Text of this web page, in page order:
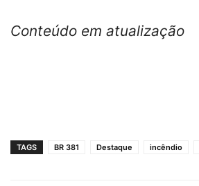
Conteúdo em atualização
TAGS BR 381 Destaque incêndio